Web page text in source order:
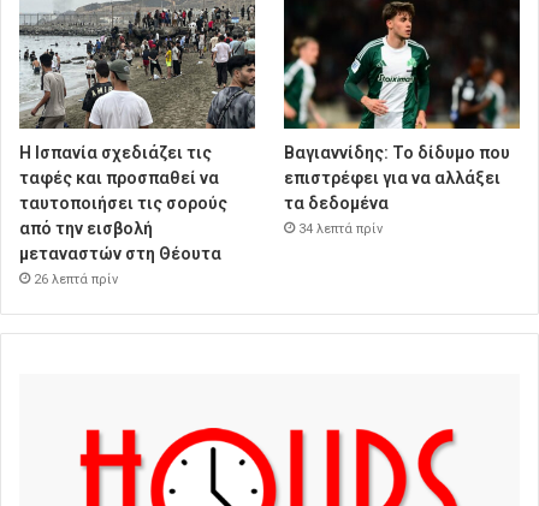
Η Ισπανία σχεδιάζει τις
ταφές και προσπαθεί να
ταυτοποιήσει τις σορούς
από την εισβολή
μεταναστών στη Θέουτα
26 λεπτά πρίν
Βαγιαννίδης: Το δίδυμο που
επιστρέφει για να αλλάξει
τα δεδομένα
34 λεπτά πρίν